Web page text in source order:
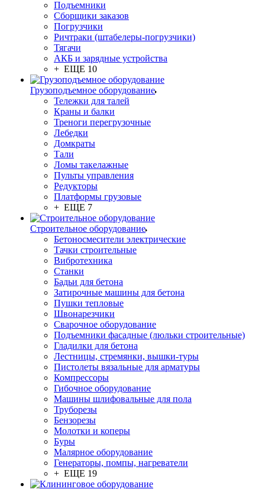
Подъемники
Сборщики заказов
Погрузчики
Ричтраки (штабелеры-погрузчики)
Тягачи
АКБ и зарядные устройства
+ ЕЩЕ 10
Грузоподъемное оборудование
Тележки для талей
Краны и балки
Треноги перегрузочные
Лебедки
Домкраты
Тали
Ломы такелажные
Пульты управления
Редукторы
Платформы грузовые
+ ЕЩЕ 7
Строительное оборудование
Бетоносмесители электрические
Тачки строительные
Вибротехника
Станки
Бадьи для бетона
Затирочные машины для бетона
Пушки тепловые
Швонарезчики
Сварочное оборудование
Подъемники фасадные (люльки строительные)
Гладилки для бетона
Лестницы, стремянки, вышки-туры
Пистолеты вязальные для арматуры
Компрессоры
Гибочное оборудование
Машины шлифовальные для пола
Труборезы
Бензорезы
Молотки и коперы
Буры
Малярное оборудование
Генераторы, помпы, нагреватели
+ ЕЩЕ 19